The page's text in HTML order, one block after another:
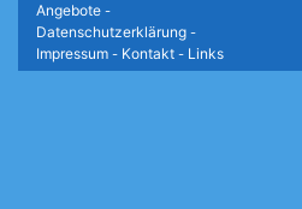
Angebote -
Datenschutzerklärung -
Impressum - Kontakt - Links